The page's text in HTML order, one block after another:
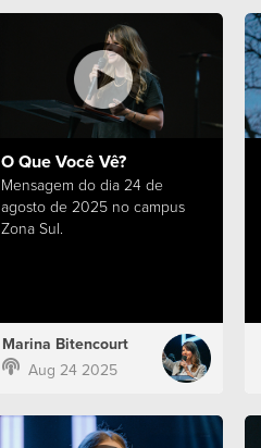
O Que Você Vê?
Mensagem do dia 24 de
agosto de 2025 no campus
Zona Sul.
Marina Bitencourt
Aug 24 2025